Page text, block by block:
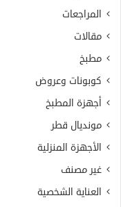
المراجعات
مقالات
مطبخ
كوبونات وعروض
أجهزة المطبخ
مونديال قطر
الأجهزة المنزلية
غير مصنف
العناية الشخصية